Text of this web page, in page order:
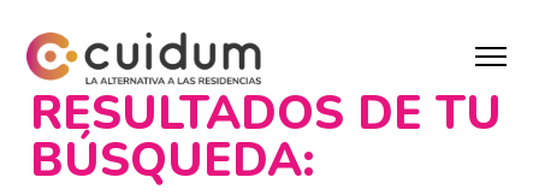
RESULTADOS DE TU
BÚSQUEDA: